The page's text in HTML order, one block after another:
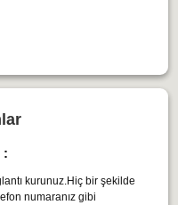
:
kurunuz.Hiç bir şekilde
numaranız gibi